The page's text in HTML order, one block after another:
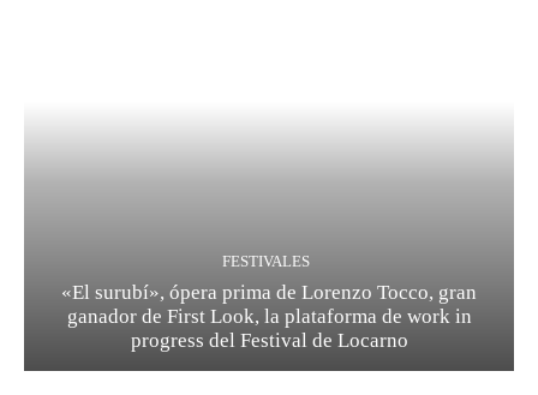
FESTIVALES
«El surubí», ópera prima de Lorenzo Tocco, gran
ganador de First Look, la plataforma de work in
progress del Festival de Locarno